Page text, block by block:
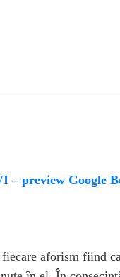
– preview Google
aforism fiind